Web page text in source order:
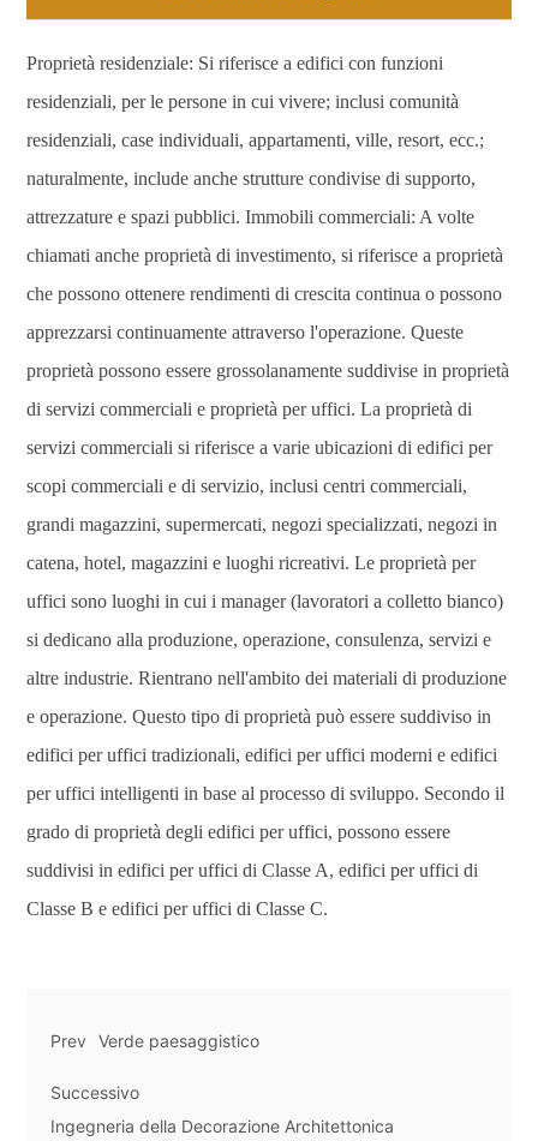
Proprietà residenziale: Si riferisce a edifici con funzioni
residenziali, per le persone in cui vivere; inclusi comunità
residenziali, case individuali, appartamenti, ville, resort, ecc.;
naturalmente, include anche strutture condivise di supporto,
attrezzature e spazi pubblici. Immobili commerciali: A volte
chiamati anche proprietà di investimento, si riferisce a proprietà
che possono ottenere rendimenti di crescita continua o possono
apprezzarsi continuamente attraverso l'operazione. Queste
proprietà possono essere grossolanamente suddivise in proprietà
di servizi commerciali e proprietà per uffici. La proprietà di
servizi commerciali si riferisce a varie ubicazioni di edifici per
scopi commerciali e di servizio, inclusi centri commerciali,
grandi magazzini, supermercati, negozi specializzati, negozi in
catena, hotel, magazzini e luoghi ricreativi. Le proprietà per
uffici sono luoghi in cui i manager (lavoratori a colletto bianco)
si dedicano alla produzione, operazione, consulenza, servizi e
altre industrie. Rientrano nell'ambito dei materiali di produzione
e operazione. Questo tipo di proprietà può essere suddiviso in
edifici per uffici tradizionali, edifici per uffici moderni e edifici
per uffici intelligenti in base al processo di sviluppo. Secondo il
grado di proprietà degli edifici per uffici, possono essere
suddivisi in edifici per uffici di Classe A, edifici per uffici di
Classe B e edifici per uffici di Classe C.
Prev Verde paesaggistico
Successivo
Ingegneria della Decorazione Architettonica